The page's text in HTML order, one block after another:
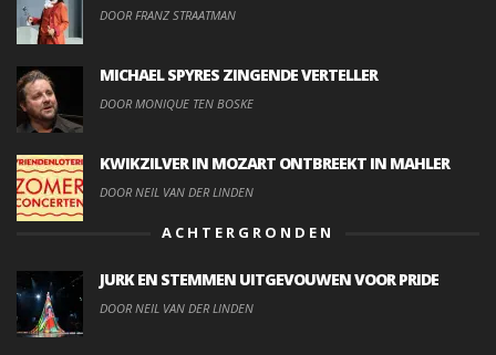
DOOR FRANZ STRAATMAN
MICHAEL SPYRES ZINGENDE VERTELLER
DOOR MONIQUE TEN BOSKE
KWIKZILVER IN MOZART ONTBREEKT IN MAHLER
DOOR NEIL VAN DER LINDEN
ACHTERGRONDEN
JURK EN STEMMEN UITGEVOUWEN VOOR PRIDE
DOOR NEIL VAN DER LINDEN